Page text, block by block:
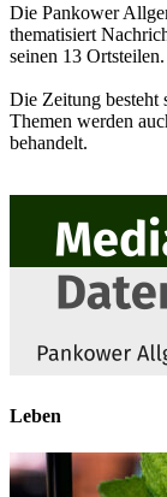
Die Pankower
thematisiert
seinen 13 Ortsteilen.
Die Zeitung besteht
Themen werden
behandelt.
Leben